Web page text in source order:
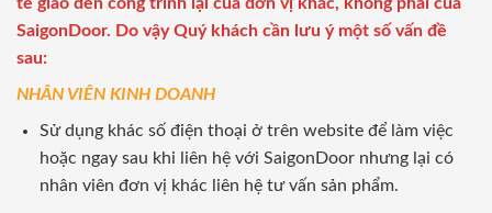
tế giao đến công trình lại của đơn vị khác, không phải của
SaigonDoor. Do vậy Quý khách cần lưu ý một số vấn đề
sau:
NHÂN VIÊN KINH DOANH
Sử dụng khác số điện thoại ở trên website để làm việc
hoặc ngay sau khi liên hệ với SaigonDoor nhưng lại có
nhân viên đơn vị khác liên hệ tư vấn sản phẩm.